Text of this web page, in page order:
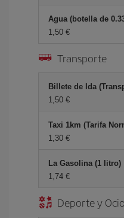
Agua (botella de
1,50 €
Transporte
Billete de Ida
1,50 €
Taxi 1km (Tarifa
1,30 €
La Gasolina (1 litro)
1,74 €
Deporte y Ocio